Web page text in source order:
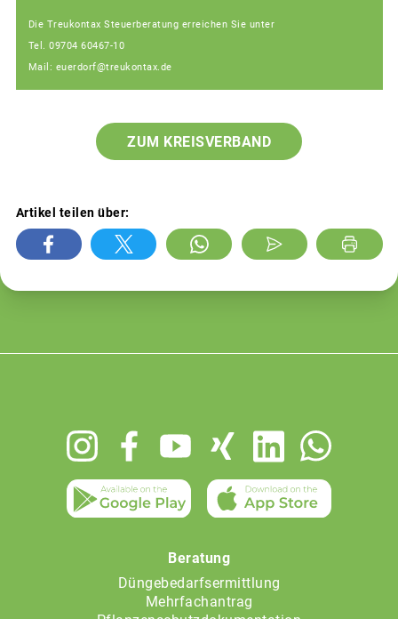
Die Treukontax Steuerberatung erreichen Sie unter
Tel. 09704 60467-10
Mail: euerdorf@treukontax.de
ZUM KREISVERBAND
Artikel teilen über:
Beratung
Düngebedarfsermittlung
Mehrfachantrag